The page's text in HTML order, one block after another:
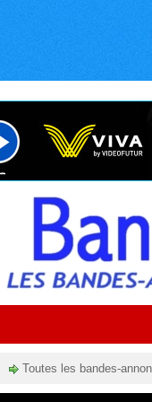
Toutes les bandes-